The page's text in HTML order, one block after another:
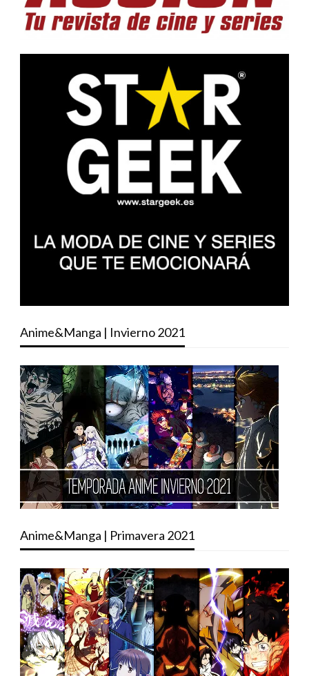
Anime&Manga | Invierno 2021
Anime&Manga | Primavera 2021